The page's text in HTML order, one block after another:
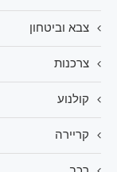
צבא וביטחון
צרכנות
קולנוע
קריירה